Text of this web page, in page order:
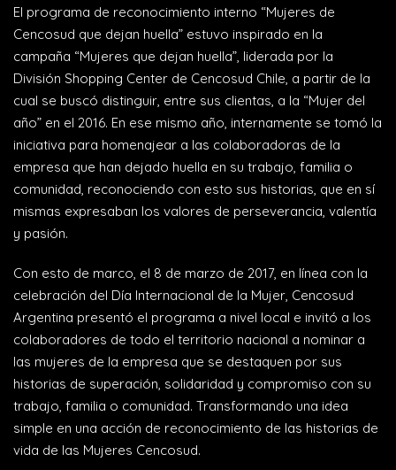
El programa de reconocimiento interno “Mujeres de
Cencosud que dejan huella” estuvo inspirado en la
campaña “Mujeres que dejan huella”, liderada por la
División Shopping Center de Cencosud Chile, a partir de la
cual se buscó distinguir, entre sus clientas, a la “Mujer del
año” en el 2016. En ese mismo año, internamente se tomó la
iniciativa para homenajear a las colaboradoras de la
empresa que han dejado huella en su trabajo, familia o
comunidad, reconociendo con esto sus historias, que en sí
mismas expresaban los valores de perseverancia, valentía
y pasión.
Con esto de marco, el 8 de marzo de 2017, en línea con la
celebración del Día Internacional de la Mujer, Cencosud
Argentina presentó el programa a nivel local e invitó a los
colaboradores de todo el territorio nacional a nominar a
las mujeres de la empresa que se destaquen por sus
historias de superación, solidaridad y compromiso con su
trabajo, familia o comunidad. Transformando una idea
simple en una acción de reconocimiento de las historias de
vida de las Mujeres Cencosud.